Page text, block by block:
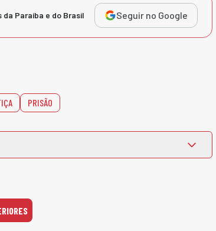
Paraíba e do Brasil Seguir no Google
PRISÃO